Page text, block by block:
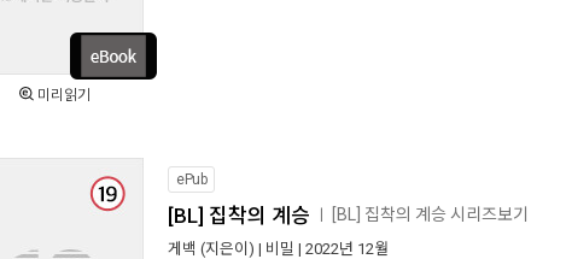
미리읽기
ePub
[BL] 집착의 계승 [BL] 집착의 계승 시리즈보기
게백 (지은이) | 비밀 | 2022년 12월